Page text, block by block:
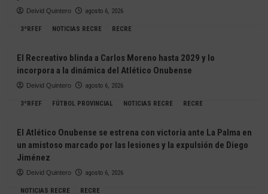
Deivid Quintero agosto 6, 2026
3ªRFEF NOTICIAS RECRE RECRE
El Recreativo blinda a Carlos Moreno hasta 2029 y lo
incorpora a la dinámica del Atlético Onubense
Deivid Quintero agosto 6, 2026
3ªRFEF FÚTBOL PROVINCIAL NOTICIAS RECRE RECRE
El Atlético Onubense se estrena con victoria ante La Palma en
un amistoso marcado por las lesiones y la expulsión de Diego
Jiménez
Deivid Quintero agosto 6, 2026
NOTICIAS RECRE RECRE